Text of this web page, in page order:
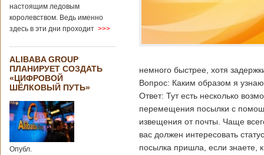
настоящим ледовым
королевством. Ведь именно
здесь в эти дни проходит >>>
ALIBABA GROUP
ПЛАНИРУЕТ СОЗДАТЬ
«ЦИФРОВОЙ
ШЁЛКОВЫЙ ПУТЬ»
Опубл.
немного быстрее, хотя
Вопрос: Каким образом я
Ответ: Тут есть несколько
перемещения посылки с
извещения от почты. Чаще
вас должен интересовать
посылка пришла, если знаете,